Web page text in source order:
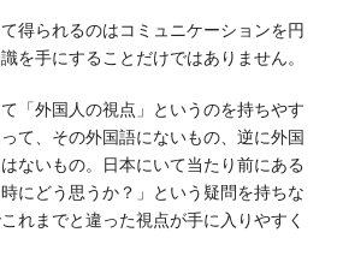
得られるのはコミュニケーションを円
を手にすることだけではありません。
「外国人の視点」というのを持ちやす
て、その外国語にないもの、逆に外国
ないもの。日本にいて当たり前にある
にどう思うか？」という疑問を持ちな
れまでと違った視点が手に入りやすく